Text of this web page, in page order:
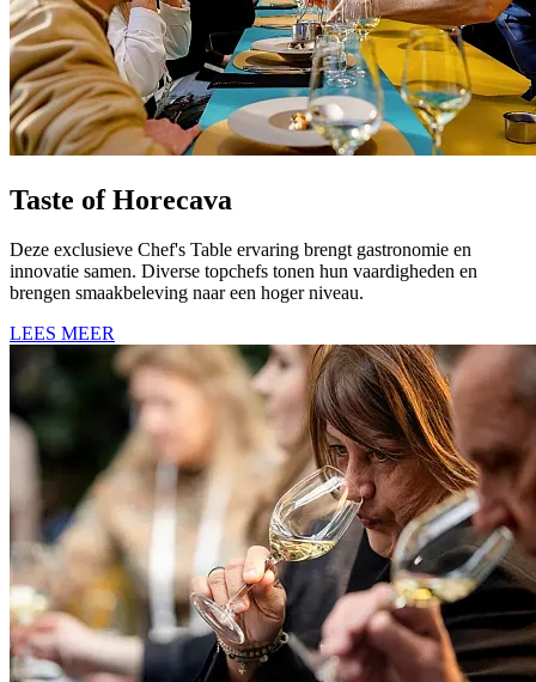
Taste of Horecava
Deze exclusieve Chef's Table ervaring brengt gastronomie en
innovatie samen. Diverse topchefs tonen hun vaardigheden en
brengen smaakbeleving naar een hoger niveau.
LEES MEER